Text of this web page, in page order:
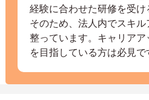
経験に合わせた研修を受け
そのため、法人内でスキ
整っています。キャリア
を目指している方は必見で